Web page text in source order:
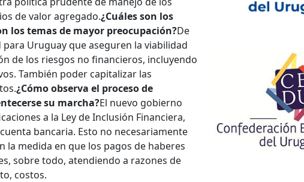
de valor agregado.¿Cuáles son los
los temas de mayor preocupación?De
Uruguay que aseguren la viabilidad
de los riesgos no financieros, incluyendo
También poder capitalizar las
¿Cómo observa el proceso de
su marcha?El nuevo gobierno
a la Ley de Inclusión Financiera,
bancaria. Esto no necesariamente
la medida en que los pagos de haberes
sobre todo, atendiendo a razones de
costos.